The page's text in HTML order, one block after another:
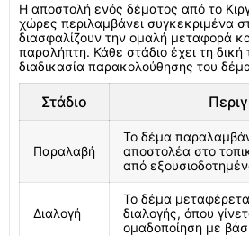
Η αποστολή ενός δέματος από το
χώρες περιλαμβάνει συγκεκριμένα
διασφαλίζουν την ομαλή μεταφορά
παραλήπτη. Κάθε στάδιο έχει τη
διαδικασία παρακολούθησης του
Στάδιο
Παραλαβή
Το δέμα
αποστολέα στο
από
Διαλογή
Το δέμα
διαλογής, όπου
ομαδοποίηση με